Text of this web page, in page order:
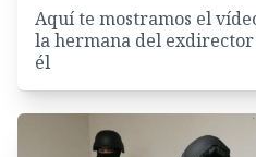
Aquí te mostramos el
la hermana del
él